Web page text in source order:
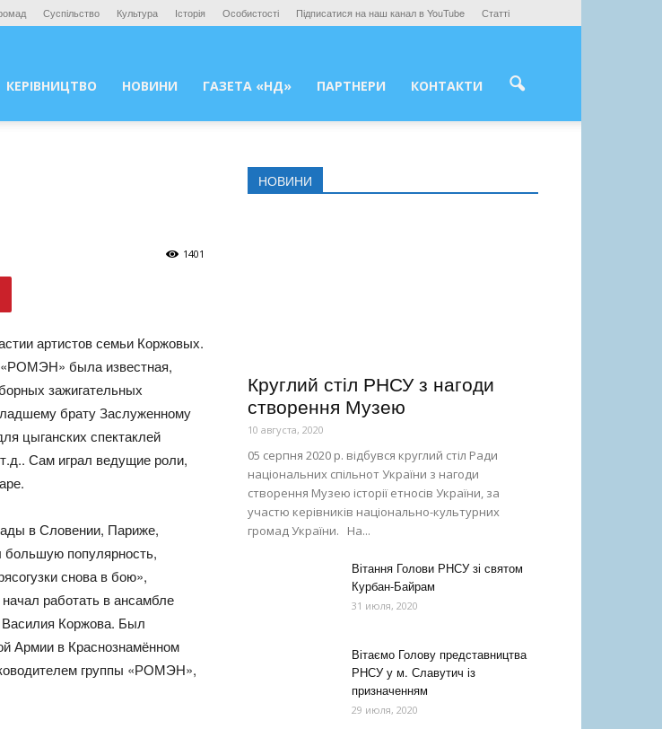
Суспільство Культура Історія Особистості Підписатися на наш канал в YouTube Статті
КЕРІВНИЦТВО НОВИНИ ГАЗЕТА «НД» ПАРТНЕРИ КОНТАКТИ
1401
артистов семьи Коржовых.
была известная,
зажигательных
брату Заслуженному
цыганских спектаклей
Сам играл ведущие роли,
в Словении, Париже,
большую популярность,
снова в бою»,
работать в ансамбле
Коржова. Был
Армии в Краснознамённом
группы «РОМЭН»,
НОВИНИ
Круглий стіл РНСУ з нагоди
створення Музею
10 августа, 2020
05 серпня 2020 р. відбувся круглий стіл Ради
національних спільнот України з нагоди
створення Музею історії етносів України, за
участю керівників національно-культурних
громад України. На...
Вітання Голови РНСУ зі святом
Курбан-Байрам
31 июля, 2020
Вітаємо Голову представництва
РНСУ у м. Славутич із
призначенням
29 июля, 2020